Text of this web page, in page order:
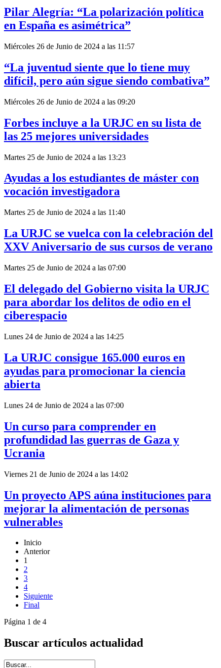
Pilar Alegría: “La polarización política
en España es asimétrica”
Miércoles 26 de Junio de 2024 a las 11:57
“La juventud siente que lo tiene muy
difícil, pero aún sigue siendo combativa”
Miércoles 26 de Junio de 2024 a las 09:20
Forbes incluye a la URJC en su lista de
las 25 mejores universidades
Martes 25 de Junio de 2024 a las 13:23
Ayudas a los estudiantes de máster con
vocación investigadora
Martes 25 de Junio de 2024 a las 11:40
La URJC se vuelca con la celebración del
XXV Aniversario de sus cursos de verano
Martes 25 de Junio de 2024 a las 07:00
El delegado del Gobierno visita la URJC
para abordar los delitos de odio en el
ciberespacio
Lunes 24 de Junio de 2024 a las 14:25
La URJC consigue 165.000 euros en
ayudas para promocionar la ciencia
abierta
Lunes 24 de Junio de 2024 a las 07:00
Un curso para comprender en
profundidad las guerras de Gaza y
Ucrania
Viernes 21 de Junio de 2024 a las 14:02
Un proyecto APS aúna instituciones para
mejorar la alimentación de personas
vulnerables
Inicio
Anterior
1
2
3
4
Siguiente
Final
Página 1 de 4
Buscar artículos actualidad
Introduce términos de búsqueda